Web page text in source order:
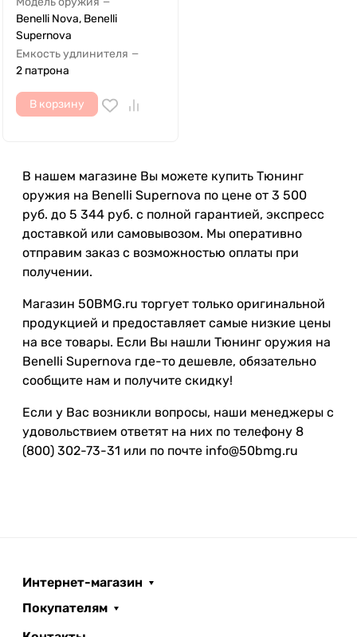
Benelli Nova, Benelli
Supernova
Емкость удлинителя —
2 патрона
В корзину
В нашем магазине Вы можете купить Тюнинг
оружия на Benelli Supernova по цене от 3 500
руб. до 5 344 руб. с полной гарантией, экспресс
доставкой или самовывозом. Мы оперативно
отправим заказ с возможностью оплаты при
получении.
Магазин 50BMG.ru торгует только оригинальной
продукцией и предоставляет самые низкие цены
на все товары. Если Вы нашли Тюнинг оружия на
Benelli Supernova где-то дешевле, обязательно
сообщите нам и получите скидку!
Если у Вас возникли вопросы, наши менеджеры с
удовольствием ответят на них по телефону 8
(800) 302-73-31 или по почте info@50bmg.ru
Интернет-магазин
Покупателям